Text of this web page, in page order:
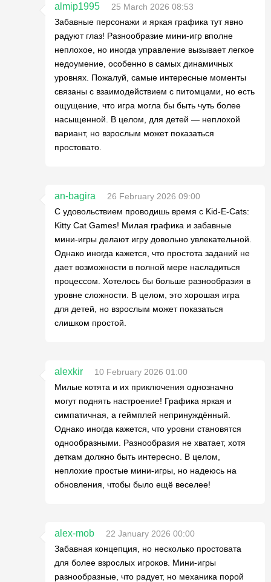
almip1995
25 March 2026 08:53
Забавные персонажи и яркая графика тут явно
радуют глаз! Разнообразие мини-игр вполне
неплохое, но иногда управление вызывает легкое
недоумение, особенно в самых динамичных
уровнях. Пожалуй, самые интересные моменты
связаны с взаимодействием с питомцами, но есть
ощущение, что игра могла бы быть чуть более
насыщенной. В целом, для детей — неплохой
вариант, но взрослым может показаться
простовато.
an-bagira
26 February 2026 09:00
С удовольствием проводишь время с Kid-E-Cats:
Kitty Cat Games! Милая графика и забавные
мини-игры делают игру довольно увлекательной.
Однако иногда кажется, что простота заданий не
дает возможности в полной мере насладиться
процессом. Хотелось бы больше разнообразия в
уровне сложности. В целом, это хорошая игра
для детей, но взрослым может показаться
слишком простой.
alexkir
10 February 2026 01:00
Милые котята и их приключения однозначно
могут поднять настроение! Графика яркая и
симпатичная, а геймплей непринуждённый.
Однако иногда кажется, что уровни становятся
однообразными. Разнообразия не хватает, хотя
деткам должно быть интересно. В целом,
неплохие простые мини-игры, но надеюсь на
обновления, чтобы было ещё веселее!
alex-mob
22 January 2026 00:00
Забавная концепция, но несколько простовата
для более взрослых игроков. Мини-игры
разнообразные, что радует, но механика порой